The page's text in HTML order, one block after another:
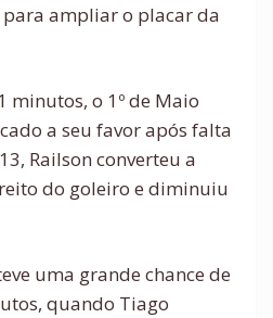
ampliar o placar da
minutos, o 1º de Maio
a seu favor após falta
Railson converteu a
do goleiro e diminuiu
uma grande chance de
quando Tiago